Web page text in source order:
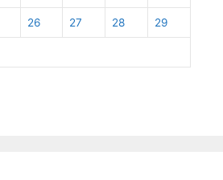
26 27 28 29